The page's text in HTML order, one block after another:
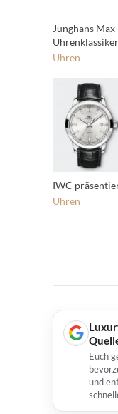
Junghans
Uhren
IWC
Uhren
Euch
und